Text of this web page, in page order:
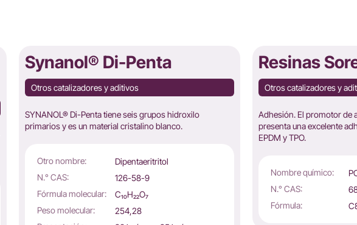
Synanol® Di-Penta
Otros catalizadores y aditivos
SYNANOL® Di-Penta tiene seis grupos hidroxilo
primarios y es un material cristalino blanco.
Otro nombre:
Dipentaeritritol
N.° CAS:
126-58-9
Fórmula molecular:
C₁₀H₂₂O₇
Peso molecular:
254,28
Resinas
Otros catalizadores y
Adhesión. El promotor de
presenta una excelente
EPDM y TPO.
Nombre químico:
N.° CAS:
Fórmula: